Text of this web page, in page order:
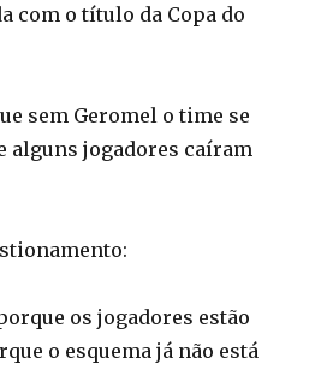
com o título da Copa do
sem Geromel o time se
alguns jogadores caíram
os jogadores estão
o esquema já não está